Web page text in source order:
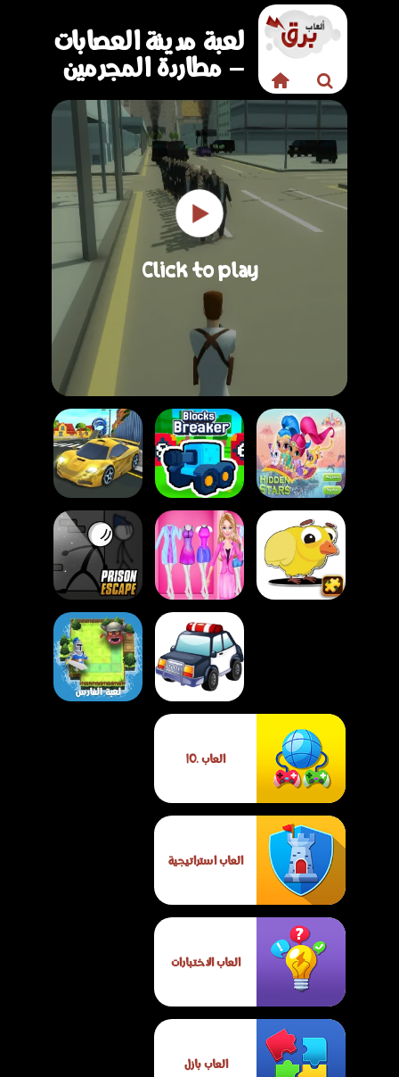
لعبة مدينة العصابات
– مطاردة المجرمين
Click to play
لعبة سيارات كرتونية
بهلوانية
لعبة تحطيم
المكعبات
لعبة العثور على
النجوم مع شيمر
وشاين
لعبة الهروب من
السجن أونلاين
لعبة أزياء المهن مع
باربي – لعبة تلبيس
مهنية تعليمية للبنات
لعبة الفارس
لعبة أحجية سيارات
للأطفال
العاب .IO
العاب استراتيجية
العاب الاختبارات
العاب بازل